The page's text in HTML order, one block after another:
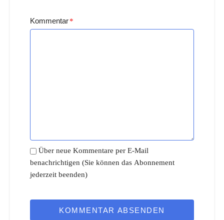
Kommentar*
Über neue Kommentare per E-Mail
benachrichtigen (Sie können das Abonnement
jederzeit beenden)
KOMMENTAR ABSENDEN